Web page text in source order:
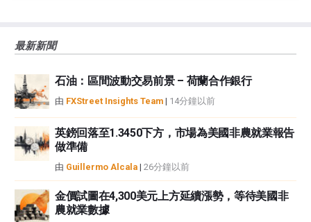
觀點，並不代表FXStreet或其廣告商的官方政策或立場。作者不對本頁連結的
如果文章正文中沒有明確提到，在撰寫本文時，作者在本文中提到的任何股票
中都沒有頭寸，也沒有與文中提到的任何公司有業務關係。除了FXStreet，作
者沒有收到撰寫這篇文章的報酬。
FXStreet和作者不提供個性化的建議。作者對該資訊的準確性、完整性或適用
性不作任何陳述。FXStreet和作者將不承擔任何錯誤，遺漏或任何損失，傷害
或損害由此資訊及其顯示或使用引起的。錯誤和遺漏除外。本文作者和
FXStreet並非註冊投資顧問，本文內容無意提供任何投資建議。
最新新聞
石油：區間波動交易前景 – 荷蘭合作銀行
由 FXStreet Insights Team | 14分鐘以前
英鎊回落至1.3450下方，市場為美國非農就業報告
做準備
由 Guillermo Alcala | 26分鐘以前
金價試圖在4,300美元上方延續漲勢，等待美國非
農就業數據